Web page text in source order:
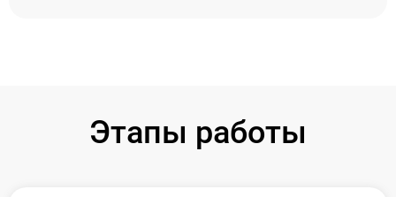
Этапы работы